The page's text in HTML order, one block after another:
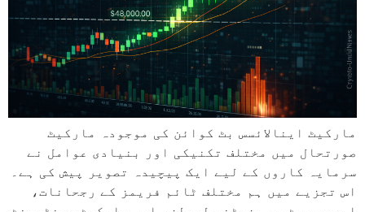
مارکیٹ اینالائسس بٹ کوائن کی موجودہ مارکیٹ
صورتحال میں مختلف تکنیکی اور بنیادی عوامل نے
سرمایہ کاروں کے لیے ایک پیچیدہ تصویر پیش کی ہے۔
اس تجزیے میں ہم مختلف ٹائم فریمز کے رجحانات،